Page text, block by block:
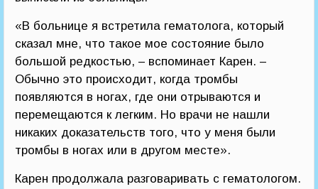
«В больнице я встретила гематолога, который
сказал мне, что такое мое состояние было
большой редкостью, – вспоминает Карен. –
Обычно это происходит, когда тромбы
появляются в ногах, где они отрываются и
перемещаются к легким. Но врачи не нашли
никаких доказательств того, что у меня были
тромбы в ногах или в другом месте».
Карен продолжала разговаривать с гематологом.